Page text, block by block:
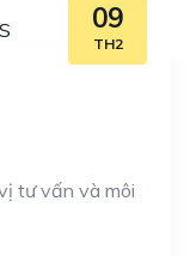
09
TH2
tư vấn và môi